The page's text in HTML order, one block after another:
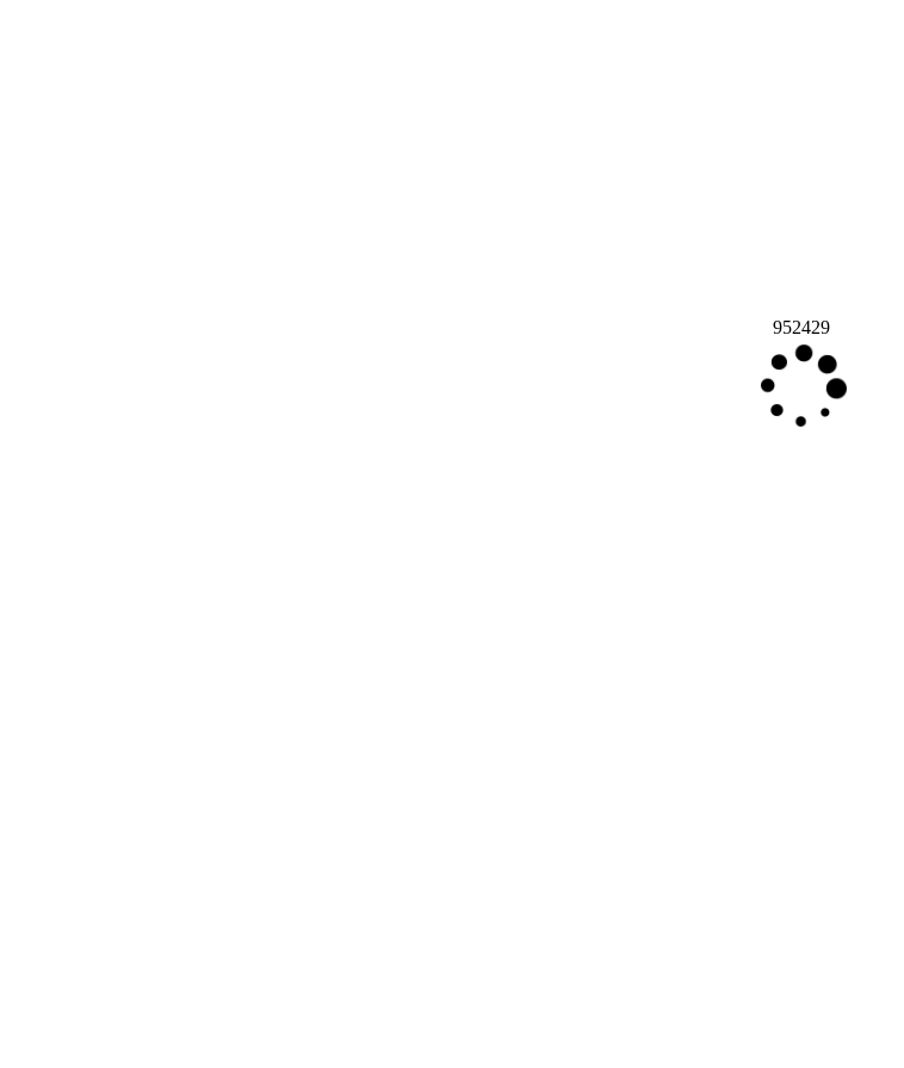
952429